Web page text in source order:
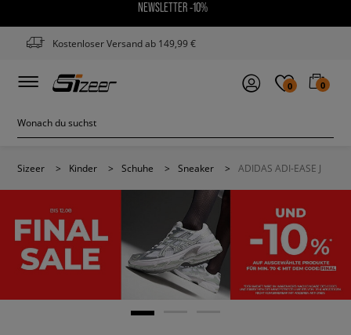
NEWSLETTER -10%
Kostenloser Versand ab 149,99 €
0 0
Sizeer > Kinder > Schuhe > Sneaker > ADIDAS ADI-EASE J